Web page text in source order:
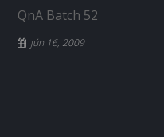
QnA Batch 52
jún 16, 2009